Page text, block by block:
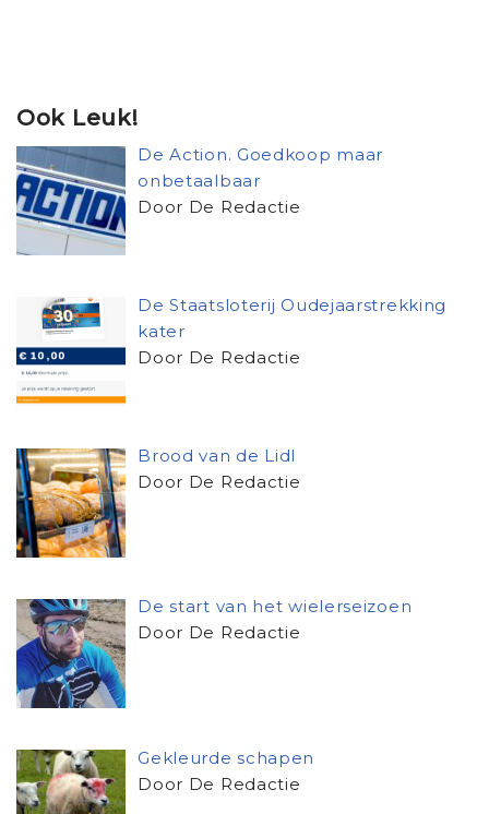
Ook Leuk!
De Action. Goedkoop maar
onbetaalbaar
Door De Redactie
De Staatsloterij Oudejaarstrekking
kater
Door De Redactie
Brood van de Lidl
Door De Redactie
De start van het wielerseizoen
Door De Redactie
Gekleurde schapen
Door De Redactie